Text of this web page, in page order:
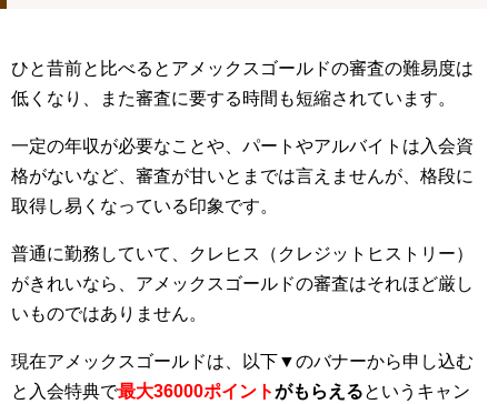
ひと昔前と比べるとアメックスゴールドの審査の難易度は
低くなり、また審査に要する時間も短縮されています。
一定の年収が必要なことや、パートやアルバイトは入会資
格がないなど、審査が甘いとまでは言えませんが、格段に
取得し易くなっている印象です。
普通に勤務していて、クレヒス（クレジットヒストリー）
がきれいなら、アメックスゴールドの審査はそれほど厳し
いものではありません。
現在アメックスゴールドは、以下▼のバナーから申し込む
と入会特典で最大36000ポイントがもらえるというキャン